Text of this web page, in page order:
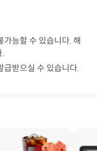
가능할 수 있습니다. 해
급받으실 수 있습니다.